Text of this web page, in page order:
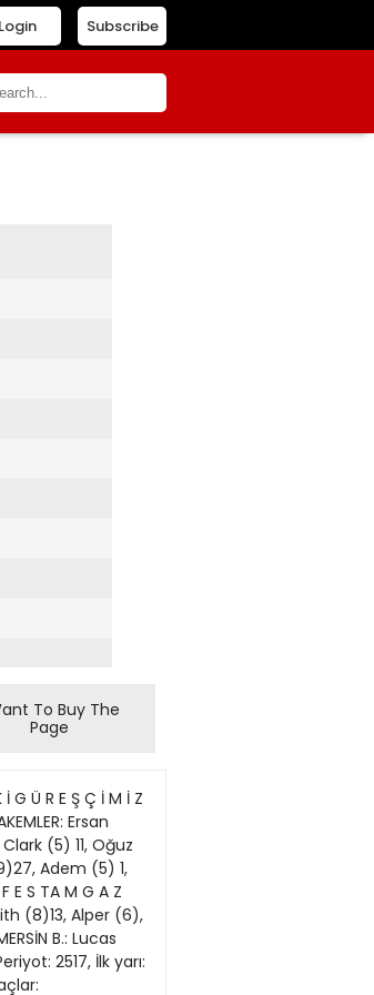
Subscribe
Login
To Buy The
Page
G Ü R E Ş Ç İ M İ Z
Ersan
(5) 11, Oğuz
Adem (5) 1,
E S TA M G A Z
(8)13, Alper (6),
B.: Lucas
2517, İlk yarı: